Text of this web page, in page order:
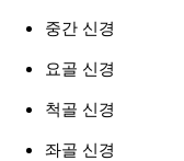
중간 신경
요골 신경
척골 신경
좌골 신경